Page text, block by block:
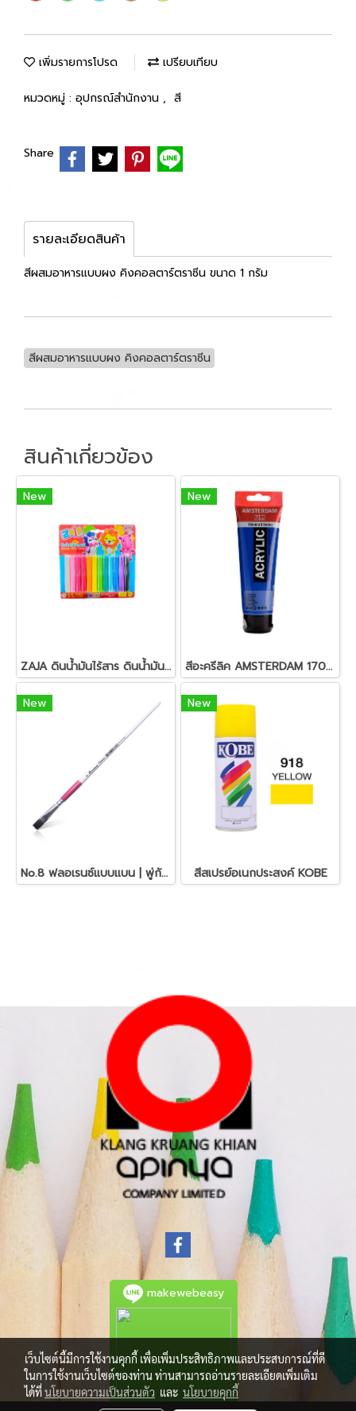
เพิ่มรายการโปรด เปรียบเทียบ
หมวดหมู่ : อุปกรณ์สำนักงาน , สี
Share
รายละเอียดสินค้า
สีผสมอาหารแบบผง คิงคอลตาร์ตราซีน ขนาด 1 กรัม
สีผสมอาหารแบบผง คิงคอลตาร์ตราซีน
สินค้าเกี่ยวข้อง
New
ZAJA ดินน้ำมันไร้สาร ดินน้ำมันแท่งกลม 200 กรัม
New
สีอะครีลิค AMSTERDAM 17095042 120 มล.
New
No.8 ฟลอเรนซ์แบบแบน | พู่กันอเนกประสงค์ มาสเตอร์อาร์ต
New
สีสเปรย์อเนกประสงค์ KOBE
makewebeasy
เว็บไซต์นี้มีการใช้งานคุกกี้ เพื่อเพิ่มประสิทธิภาพและประสบการณ์ที่ดี
ในการใช้งานเว็บไซต์ของท่าน ท่านสามารถอ่านรายละเอียดเพิ่มเติม
ได้ที่นโยบายความเป็นส่วนตัว และ นโยบายคุกกี้